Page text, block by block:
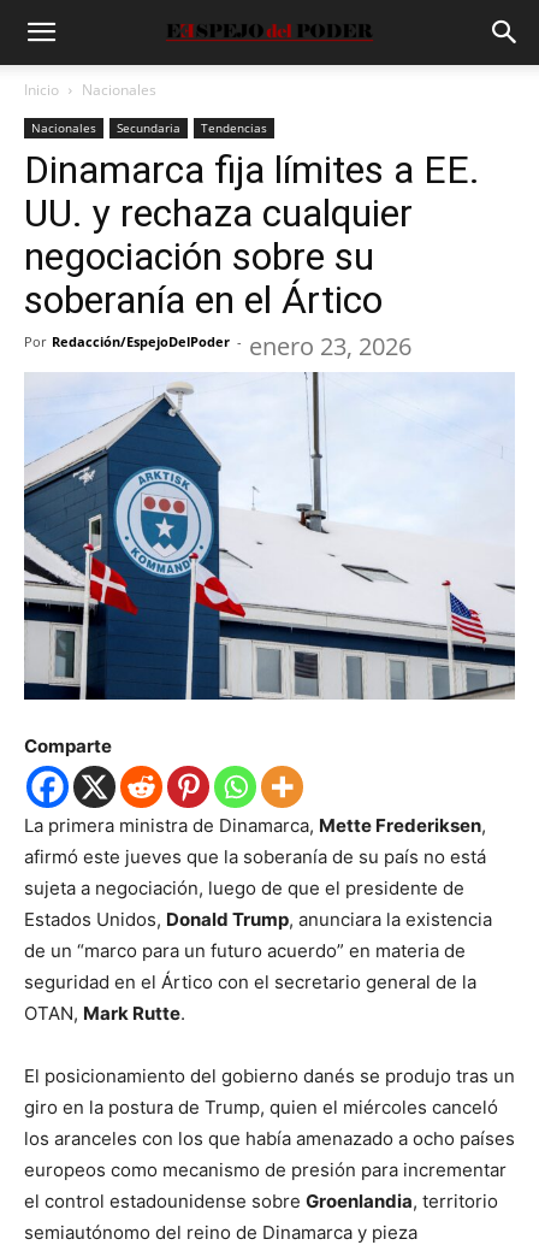
Inicio Nacionales
Nacionales Secundaria Tendencias
Dinamarca fija límites a EE.
UU. y rechaza cualquier
negociación sobre su
soberanía en el Ártico
Por Redacción/EspejoDelPoder - enero 23, 2026
Comparte
La primera ministra de Dinamarca, Mette Frederiksen,
afirmó este jueves que la soberanía de su país no está
sujeta a negociación, luego de que el presidente de
Estados Unidos, Donald Trump, anunciara la existencia
de un “marco para un futuro acuerdo” en materia de
seguridad en el Ártico con el secretario general de la
OTAN, Mark Rutte.
El posicionamiento del gobierno danés se produjo tras un
giro en la postura de Trump, quien el miércoles canceló
los aranceles con los que había amenazado a ocho países
europeos como mecanismo de presión para incrementar
el control estadounidense sobre Groenlandia, territorio
semiautónomo del reino de Dinamarca y pieza